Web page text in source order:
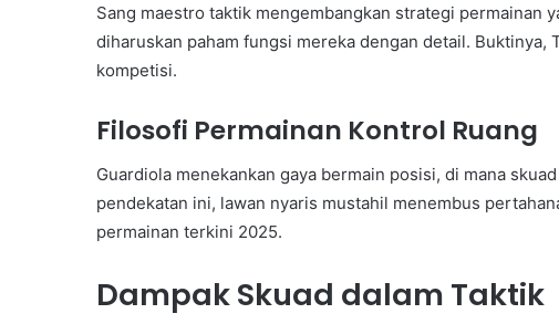
Sang maestro taktik mengembangkan strategi permainan
diharuskan paham fungsi mereka dengan detail. Buktinya,
kompetisi.
Filosofi Permainan Kontrol Ruang
Guardiola menekankan gaya bermain posisi, di mana
pendekatan ini, lawan nyaris mustahil menembus
permainan terkini 2025.
Dampak Skuad dalam Taktik